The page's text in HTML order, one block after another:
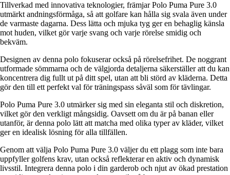
Tillverkad med innovativa teknologier, främjar Polo Puma Pure 3.0
utmärkt andningsförmåga, så att golfare kan hålla sig svala även under
de varmaste dagarna. Dess lätta och mjuka tyg ger en behaglig känsla
mot huden, vilket gör varje svang och varje rörelse smidig och
bekväm.
Designen av denna polo fokuserar också på rörelsefrihet. De noggrant
utformade sömmarna och de välgjorda detaljerna säkerställer att du kan
koncentrera dig fullt ut på ditt spel, utan att bli störd av kläderna. Detta
gör den till ett perfekt val för träningspass såväl som för tävlingar.
Polo Puma Pure 3.0 utmärker sig med sin eleganta stil och diskretion,
vilket gör den verkligt mångsidig. Oavsett om du är på banan eller
utanför, är denna polo lätt att matcha med olika typer av kläder, vilket
ger en idealisk lösning för alla tillfällen.
Genom att välja Polo Puma Pure 3.0 väljer du ett plagg som inte bara
uppfyller golfens krav, utan också reflekterar en aktiv och dynamisk
livsstil. Integrera denna polo i din garderob och njut av ökad prestation